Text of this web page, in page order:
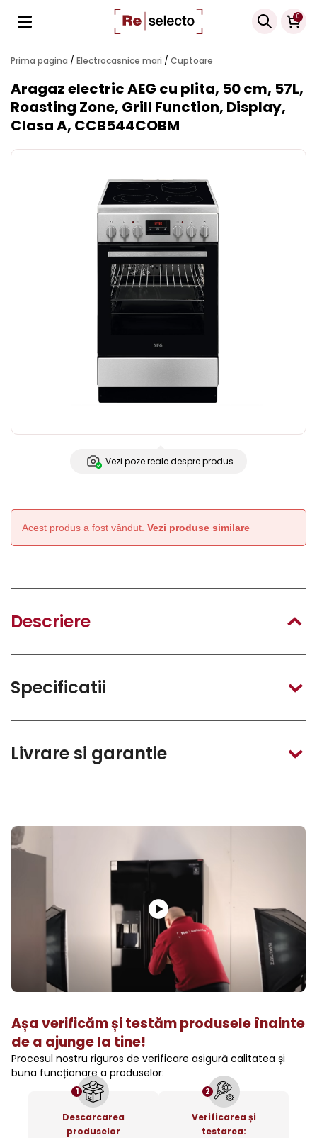
0
Products
search
Prima pagina / Electrocasnice mari / Cuptoare
Aragaz electric AEG cu plita, 50 cm, 57L,
Roasting Zone, Grill Function, Display,
Clasa A, CCB544COBM
Vezi poze reale despre produs
Acest produs a fost vândut. Vezi produse similare
Descriere
Specificatii
Livrare si garantie
Așa verificăm și testăm produsele înainte
de a ajunge la tine!
Procesul nostru riguros de verificare asigură calitatea și
buna funcționare a produselor:
1
Descarcarea
produselor
2
Verificarea și
testarea: